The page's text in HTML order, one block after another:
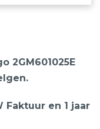
2GM601025E
Faktuur en 1 jaar